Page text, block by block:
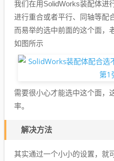
我们在用SolidWorks装配体进
进行重合或者平行、同轴等配
而易举的选中前面的这个面，
如图所示
需要很小心才能选中这个面，
率。
解决方法
其实通过一个小小的设置，就